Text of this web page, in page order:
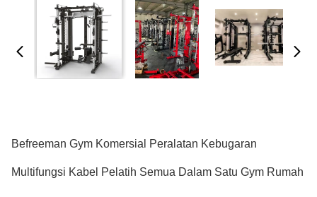
Befreeman Gym Komersial Peralatan Kebugaran
Multifungsi Kabel Pelatih Semua Dalam Satu Gym Rumah